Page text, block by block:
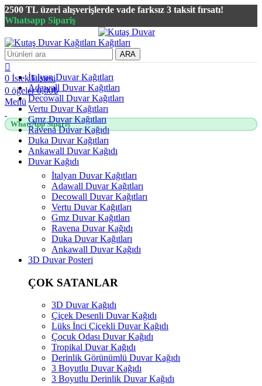
2500 TL üzeri alışverişlerde vade farksız 3 taksit fırsatı!
Whatsapp Sipariş
2500 TL üzeri alışverişlerde vade farksız 3 taksit fırsatı!
ARA
0 İstek Listesi
0 öğeler 0,00₺
Menü
WhatsApp Sipariş
İtalyan Duvar Kağıtları
Adawall Duvar Kağıtları
Decowall Duvar Kağıtları
Vertu Duvar Kağıtları
Gmz Duvar Kağıtları
Ravena Duvar Kağıdı
Duka Duvar Kağıtları
Ankawall Duvar Kağıdı
Duvar Kağıdı
İtalyan Duvar Kağıtları
Adawall Duvar Kağıtları
Decowall Duvar Kağıtları
Vertu Duvar Kağıtları
Gmz Duvar Kağıtları
Ravena Duvar Kağıdı
Duka Duvar Kağıtları
Ankawall Duvar Kağıdı
3D Duvar Posteri
ÇOK SATANLAR
3D Duvar Kağıdı
Çiçek Desenli Duvar Kağıdı
Lüks İnci Çiçekli Duvar Kağıdı
Çocuk Odası Duvar Kağıdı
Tropikal Duvar Kağıdı
Derinlik Görünümlü Duvar Kağıdı
3 Boyutlu Duvar Kağıdı
3 Boyutlu Derinlik Duvar Kağıdı